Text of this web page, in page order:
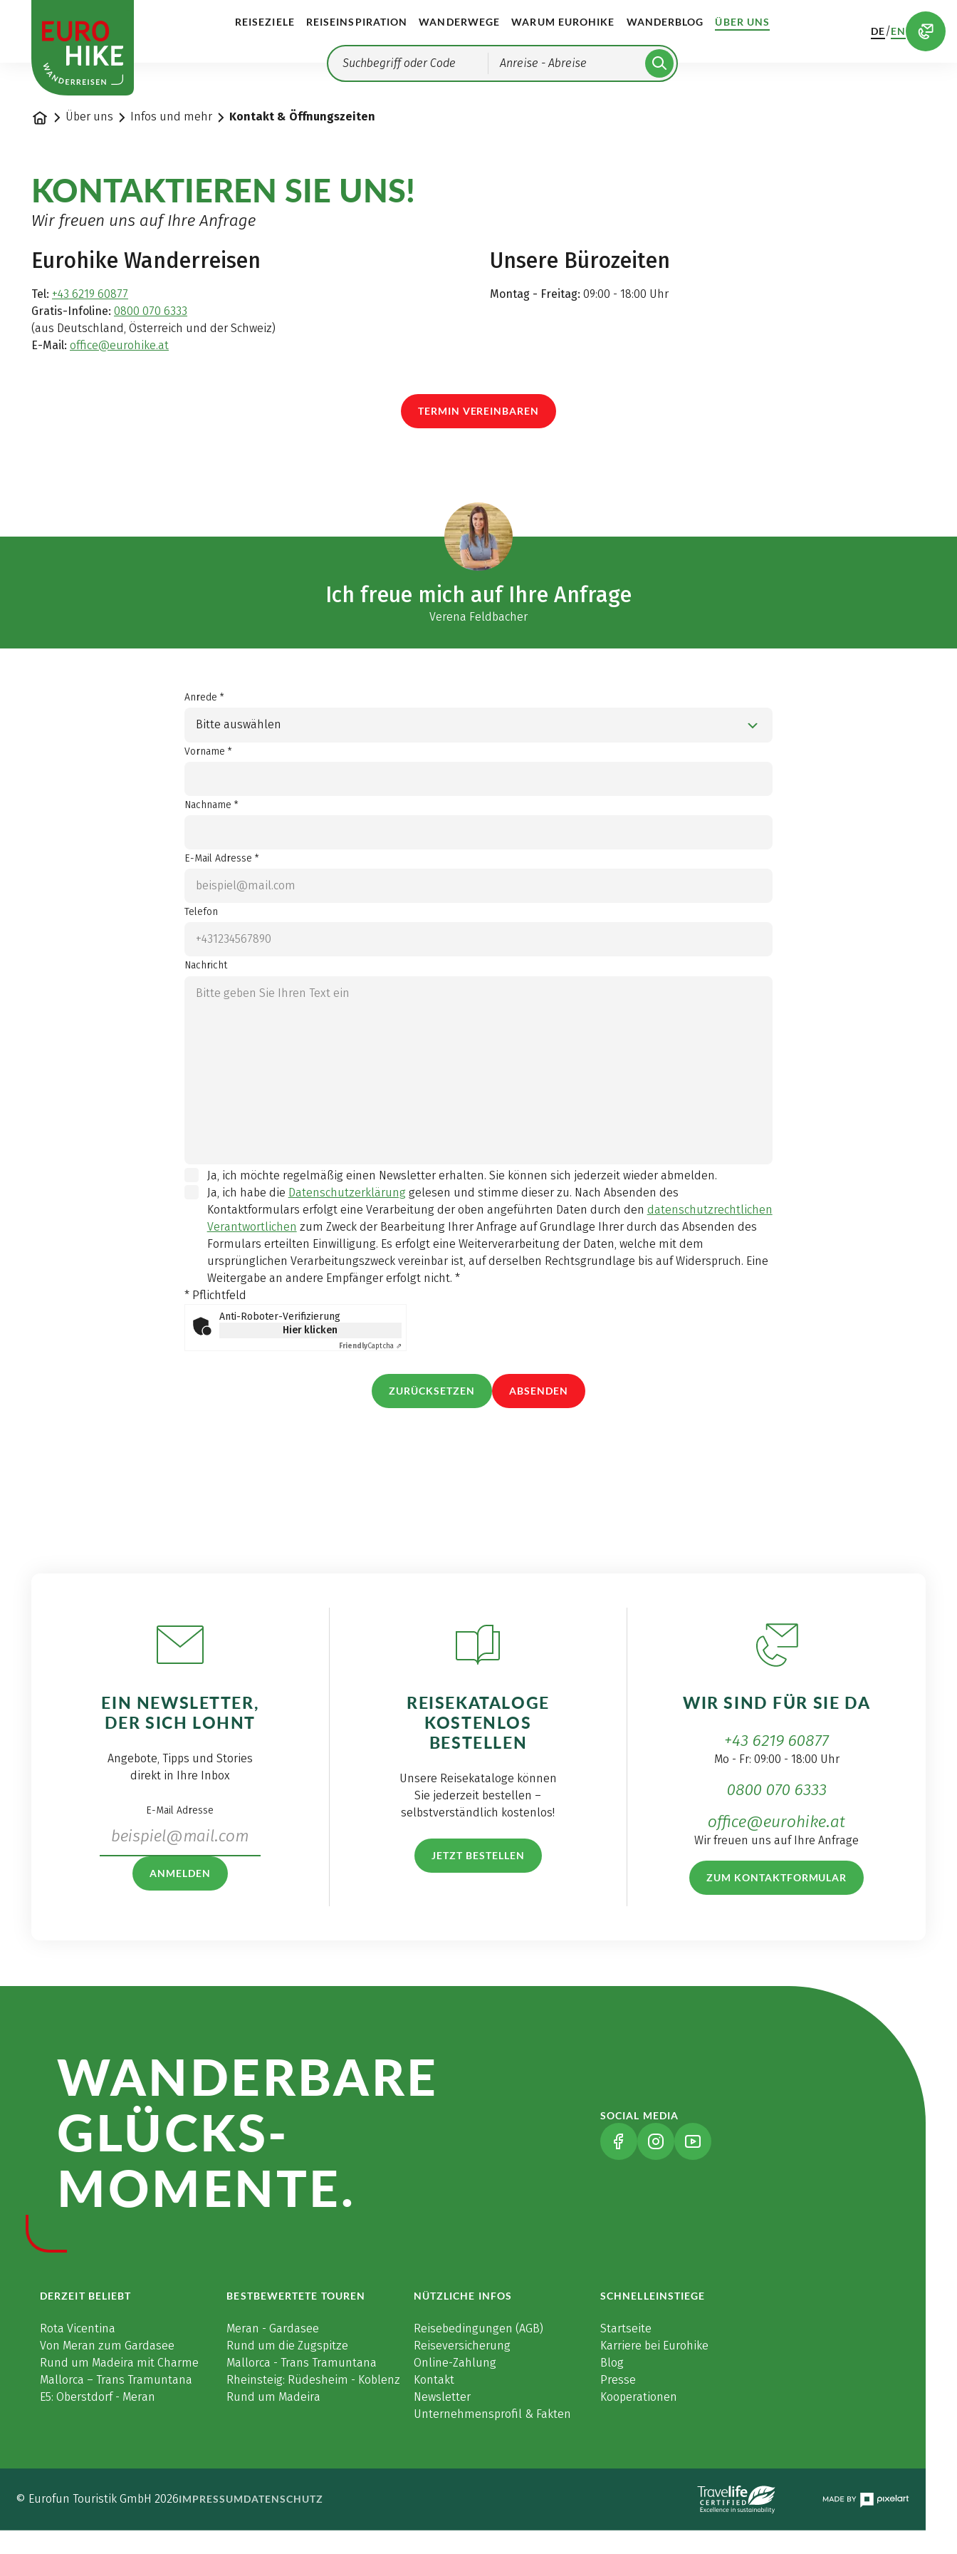
REISEZIELE REISEINSPIRATION WANDERWEGE WARUM EUROHIKE WANDERBLOG ÜBER UNS
Anreise - Abreise
DE/EN
StartseiteÜber uns Infos und mehr Kontakt & Öffnungszeiten
KONTAKTIEREN SIE UNS!
Wir freuen uns auf Ihre Anfrage
Eurohike Wanderreisen
Tel: +43 6219 60877
Gratis-Infoline: 0800 070 6333
(aus Deutschland, Österreich und der Schweiz)
E-Mail: office@eurohike.at
Unsere Bürozeiten
Montag - Freitag: 09:00 - 18:00 Uhr
TERMIN VEREINBAREN
Ich freue mich auf Ihre Anfrage
Verena Feldbacher
Anrede *
Bitte auswählen
Vorname *
Nachname *
E-Mail Adresse *
Telefon
Nachricht
Ja, ich möchte regelmäßig einen Newsletter erhalten. Sie können sich jederzeit wieder abmelden.
Ja, ich habe die Datenschutzerklärunggelesen und stimme dieser zu. Nach Absenden des
Kontaktformulars erfolgt eine Verarbeitung der oben angeführten Daten durch den datenschutzrechtlichen
Verantwortlichen zum Zweck der Bearbeitung Ihrer Anfrage auf Grundlage Ihrer durch das Absenden des
Formulars erteilten Einwilligung. Es erfolgt eine Weiterverarbeitung der Daten, welche mit dem
ursprünglichen Verarbeitungszweck vereinbar ist, auf derselben Rechtsgrundlage bis auf Widerspruch. Eine
Weitergabe an andere Empfänger erfolgt nicht. *
* Pflichtfeld
Anti-Roboter-Verifizierung
Hier klicken
FriendlyCaptcha ⇗
ZURÜCKSETZEN ABSENDEN
EIN NEWSLETTER,
DER SICH LOHNT
Angebote, Tipps und Stories
direkt in Ihre Inbox
E-Mail Adresse
ANMELDEN
REISEKATALOGE
KOSTENLOS
BESTELLEN
Unsere Reisekataloge können
Sie jederzeit bestellen –
selbstverständlich kostenlos!
JETZT BESTELLEN
WIR SIND FÜR SIE DA
+43 6219 60877
Mo - Fr: 09:00 - 18:00 Uhr
0800 070 6333
office@eurohike.at
Wir freuen uns auf Ihre Anfrage
ZUM KONTAKTFORMULAR
WANDER­BARE
GLÜCKS­
MOMENTE.
SOCIAL MEDIA
(LINK ÖFFNET IN NEUEM TAB)
(LINK ÖFFNET IN NEUEM TAB)
(LINK ÖFFNET IN NEUEM TAB)
DERZEIT BELIEBT
Rota Vicentina
Von Meran zum Gardasee
Rund um Madeira mit Charme
Mallorca – Trans Tramuntana
E5: Oberstdorf - Meran
BESTBEWERTETE TOUREN
Meran - Gardasee
Rund um die Zugspitze
Mallorca - Trans Tramuntana
Rheinsteig: Rüdesheim - Koblenz
Rund um Madeira
NÜTZLICHE INFOS
Reisebedingungen (AGB)
Reiseversicherung
Online-Zahlung
Kontakt
Newsletter
Unternehmensprofil & Fakten
SCHNELLEINSTIEGE
Startseite
Karriere bei Eurohike
Blog
Presse
Kooperationen
© Eurofun Touristik GmbH 2026IMPRESSUMDATENSCHUTZ